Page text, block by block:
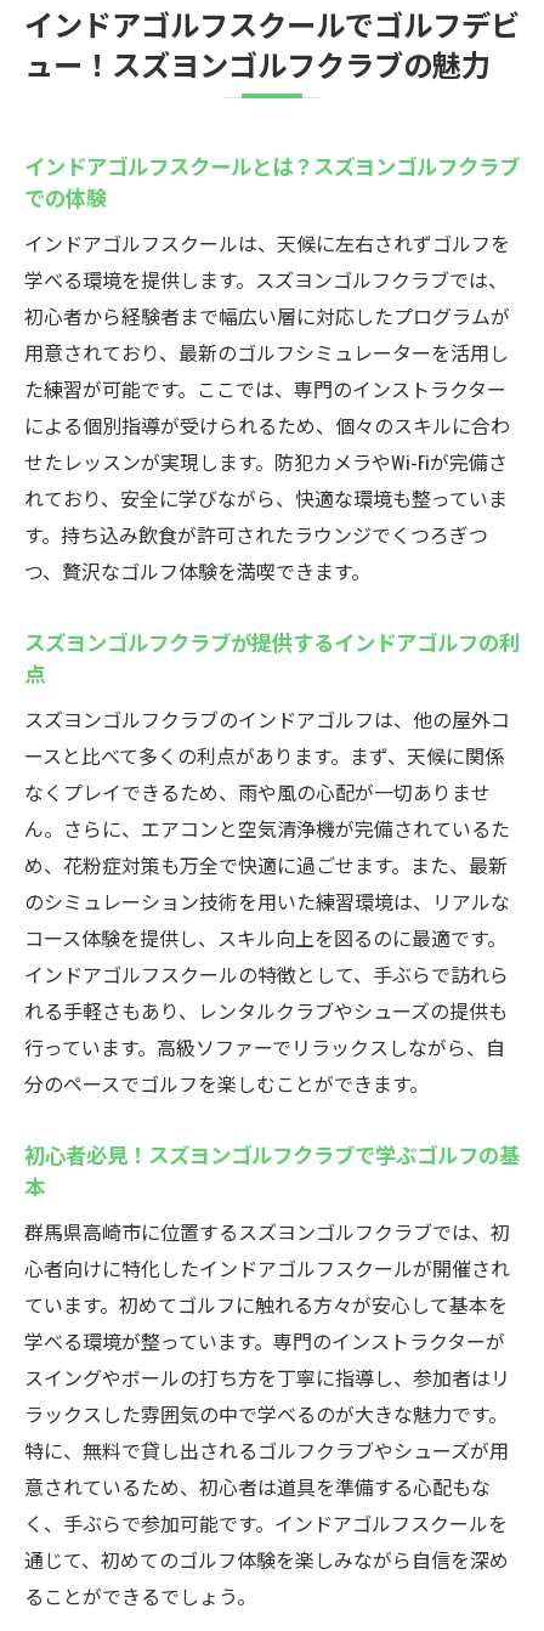
ゴルフの基本
スズヨンゴルフクラブのインドアレッスン
でスキルアップを目指す
機能シミュレーター
新たな趣味を見つけよう
快適なインドアゴルフスクール！スズヨンゴル
フクラブの設備紹介
スズヨンゴルフクラブの最新設備で快適な
ゴルフ体験
防犯カメラ完備！安心してインドアゴルフ
を楽しむ
Wi-Fiと充電器完備！ゴルフ中も快適に過ご
す方法
ラグジュアリーラウンジでのリラックスタ
飲食持ち込みOK！スズヨンゴルフクラブで
自由なゴルフ体験
最新設備完備のインドアゴルフスクール！スズ
ヨンゴルフクラブの魅力
スズヨンゴルフクラブの最新技術でゴルフ
を楽しむ
高精度シミュレーターでスイングを改善す
る
初心者に優しい設備と環境
経験者向けの高度なトレーニングオプショ
スズヨンゴルフクラブの設備でストレスフ
ゴルフ仲間との交流が広がる場としてのス
ズヨンゴルフクラブ
贅沢なゴルフタイムを過ごすならスズヨンゴル
フクラブのインドアゴルフスクール
スズヨンゴルフクラブで贅沢なゴルフ体験
を
高級感あふれるラウンジでの休憩時間
プライベート空間でゆったりと楽しむゴル
フ
ゴルフスクールの後にくつろげる設備
インドアゴルフスクールでゴルフデビ
ュー！スズヨンゴルフクラブの魅力
インドアゴルフスクールとは？スズヨンゴルフクラブ
での体験
インドアゴルフスクールは、天候に左右されずゴルフを
学べる環境を提供します。スズヨンゴルフクラブでは、
初心者から経験者まで幅広い層に対応したプログラムが
用意されており、最新のゴルフシミュレーターを活用し
た練習が可能です。ここでは、専門のインストラクター
による個別指導が受けられるため、個々のスキルに合わ
せたレッスンが実現します。防犯カメラやWi-Fiが完備さ
れており、安全に学びながら、快適な環境も整っていま
す。持ち込み飲食が許可されたラウンジでくつろぎつ
つ、贅沢なゴルフ体験を満喫できます。
スズヨンゴルフクラブが提供するインドアゴルフの利
点
スズヨンゴルフクラブのインドアゴルフは、他の屋外コ
ースと比べて多くの利点があります。まず、天候に関係
なくプレイできるため、雨や風の心配が一切ありませ
ん。さらに、エアコンと空気清浄機が完備されているた
め、花粉症対策も万全で快適に過ごせます。また、最新
のシミュレーション技術を用いた練習環境は、リアルな
コース体験を提供し、スキル向上を図るのに最適です。
インドアゴルフスクールの特徴として、手ぶらで訪れら
れる手軽さもあり、レンタルクラブやシューズの提供も
行っています。高級ソファーでリラックスしながら、自
分のペースでゴルフを楽しむことができます。
初心者必見！スズヨンゴルフクラブで学ぶゴルフの基
本
群馬県高崎市に位置するスズヨンゴルフクラブでは、初
心者向けに特化したインドアゴルフスクールが開催され
ています。初めてゴルフに触れる方々が安心して基本を
学べる環境が整っています。専門のインストラクターが
スイングやボールの打ち方を丁寧に指導し、参加者はリ
ラックスした雰囲気の中で学べるのが大きな魅力です。
特に、無料で貸し出されるゴルフクラブやシューズが用
意されているため、初心者は道具を準備する心配もな
く、手ぶらで参加可能です。インドアゴルフスクールを
通じて、初めてのゴルフ体験を楽しみながら自信を深め
ることができるでしょう。